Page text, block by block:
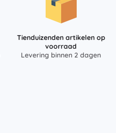
Tienduizenden artikelen op
voorraad
Levering binnen 2 dagen